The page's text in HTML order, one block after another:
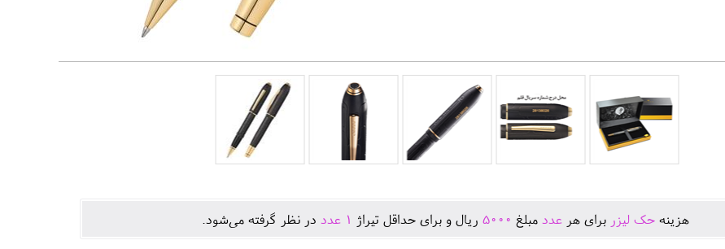
هزينهحک لیزر برای هرعدد مبلغ 5000 ريال و برای حداقل تيراژ 1 عدد در نظر گرفته می‌شود.